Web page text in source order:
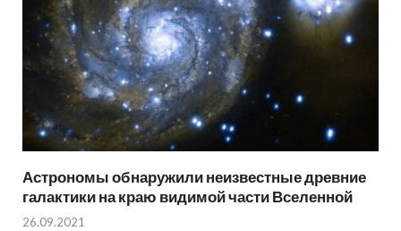
Астрономы обнаружили неизвестные древние
галактики на краю видимой части Вселенной
26.09.2021